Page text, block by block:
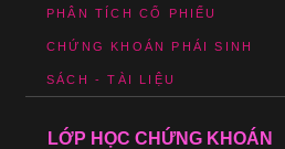
PHÂN TÍCH CỔ PHIẾU
CHỨNG KHOÁN PHÁI SINH
SÁCH - TÀI LIỆU
LỚP HỌC CHỨNG KHOÁN